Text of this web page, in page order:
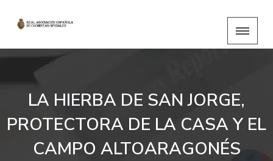
LA HIERBA DE SAN JORGE,
PROTECTORA DE LA CASA Y EL
CAMPO ALTOARAGONÉS